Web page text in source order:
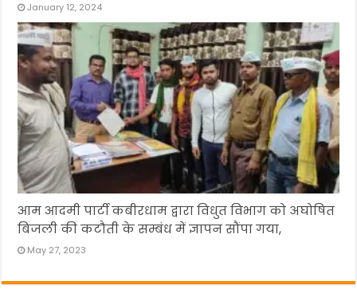
January 12, 2024
आम आदमी पार्टी कबीरधाम द्वारा विधुत विभाग को अघोषित
बिजली की कटौती के सम्बंध में ज्ञापन सौंपा गया,
May 27, 2023